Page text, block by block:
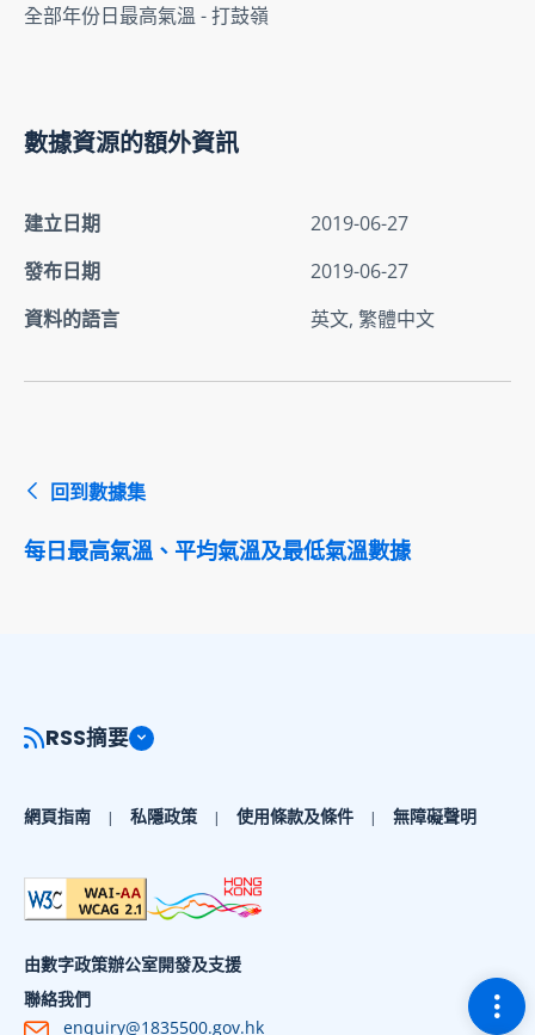
全部年份日最高氣溫 - 打鼓嶺
數據資源的額外資訊
建立日期
2019-06-27
發布日期
2019-06-27
資料的語言
英文, 繁體中文
回到數據集
每日最高氣溫、平均氣溫及最低氣溫數據
切
RSS摘要
網頁指南 私隱政策 使用條款及條件 無障礙聲明
由數字政策辦公室開發及支援
聯絡我們
enquiry@1835500.gov.hk